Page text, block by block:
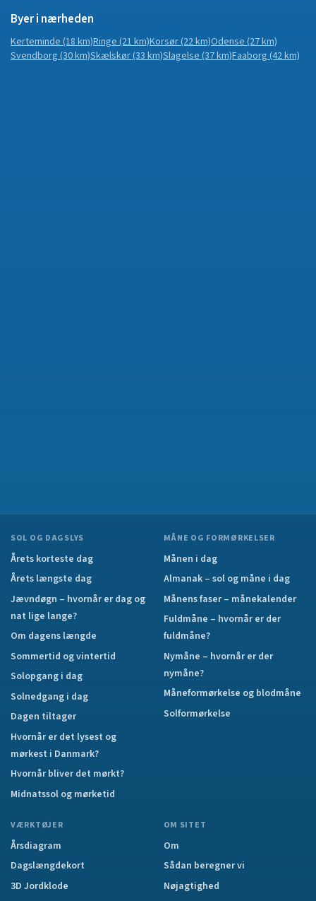
Byer i nærheden
Kerteminde(18 km)Ringe(21 km)Korsør(22 km)Odense(27 km)
Svendborg(30 km)Skælskør(33 km)Slagelse(37 km)Faaborg(42 km)
SOL OG DAGSLYS
Årets korteste dag
Årets længste dag
Jævndøgn – hvornår er dag og
nat lige lange?
Om dagens længde
Sommertid og vintertid
Solopgang i dag
Solnedgang i dag
Dagen tiltager
Hvornår er det lysest og
mørkest i Danmark?
Hvornår bliver det mørkt?
Midnatssol og mørketid
MÅNE OG FORMØRKELSER
Månen i dag
Almanak – sol og måne i dag
Månens faser – månekalender
Fuldmåne – hvornår er der
fuldmåne?
Nymåne – hvornår er der
nymåne?
Måneformørkelse og blodmåne
Solformørkelse
VÆRKTØJER
Årsdiagram
Dagslængdekort
3D Jordklode
OM SITET
Om
Sådan beregner vi
Nøjagtighed